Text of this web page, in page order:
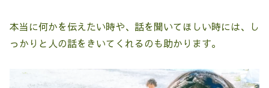
本当に何かを伝えたい時や、話を聞いてほしい時には、し
っかりと人の話をきいてくれるのも助かります。